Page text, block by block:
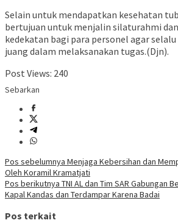
Selain untuk mendapatkan kesehatan
bertujuan untuk menjalin silaturahmi
kedekatan bagi para personel agar
juang dalam melaksanakan tugas.(Djn).
Post Views: 240
Sebarkan
Navigasi
pos
Pos sebelumnya Menjaga Kebersihan dan
Oleh Koramil Kramatjati
Pos berikutnya TNI AL dan Tim SAR Gabungan
Kapal Kandas dan Terdampar Karena Badai
Pos terkait